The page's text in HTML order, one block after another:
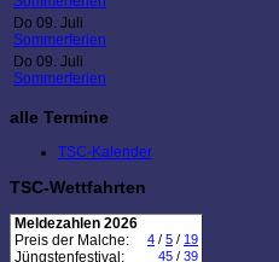
Do 09. Juli
Sommerferien
Do 09. Juli
Sommerferien
alle Termine
TSC-Kalender
TSC-Wettfahrten
Meldezahlen 2026
Preis der Malche:
4 / 5 / 19
Jüngstenfestival: 45 / 39